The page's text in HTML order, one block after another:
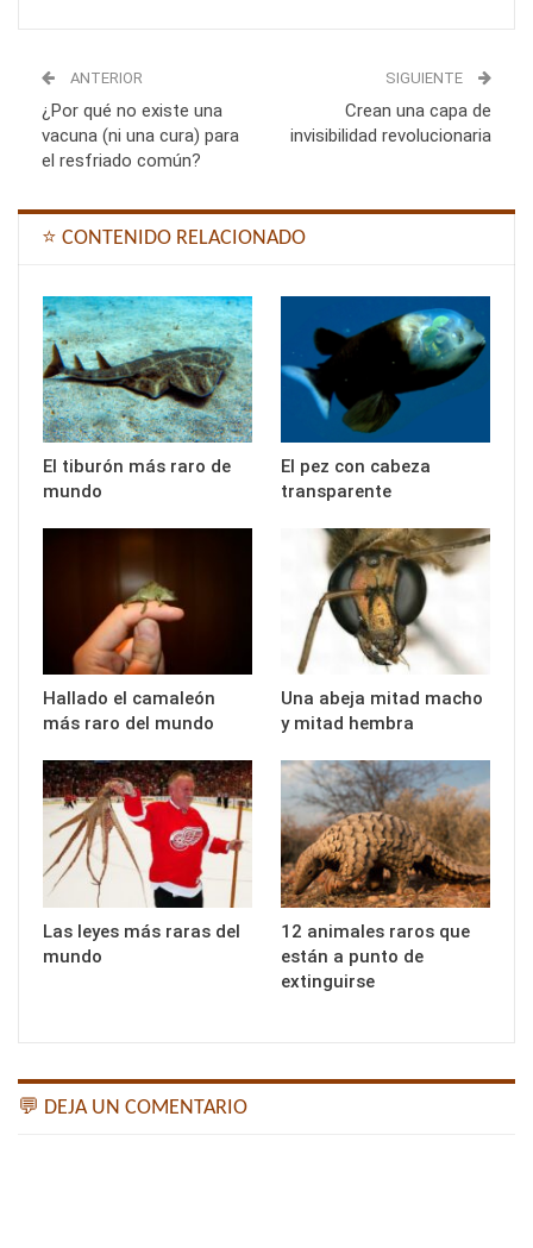
ANTERIOR
¿Por qué no existe una
vacuna (ni una cura) para
el resfriado común?
SIGUIENTE
Crean una capa de
invisibilidad revolucionaria
⭐ CONTENIDO RELACIONADO
El tiburón más raro de
mundo
El pez con cabeza
transparente
Hallado el camaleón
más raro del mundo
Una abeja mitad macho
y mitad hembra
Las leyes más raras del
mundo
12 animales raros que
están a punto de
extinguirse
💬 DEJA UN COMENTARIO